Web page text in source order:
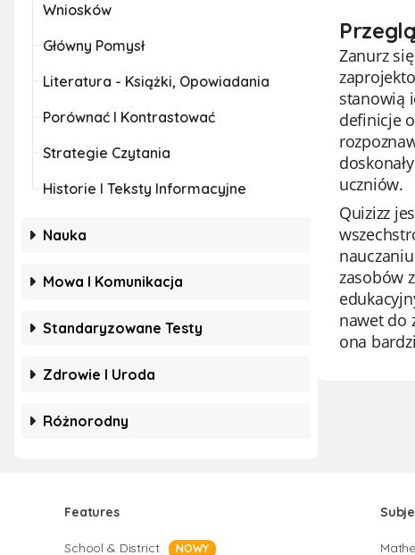
Wniosków
Główny Pomysł
Literatura - Książki, Opowiadania
Porównać I Kontrastować
Strategie Czytania
Historie I Teksty Informacyjne
Nauka
Mowa I Komunikacja
Standaryzowane Testy
Zdrowie I Uroda
Różnorodny
Zanurz
stanowią
definicje
uczniów.
Quizizz
zasobów
nawet do
ona
Features
School & District NOWY